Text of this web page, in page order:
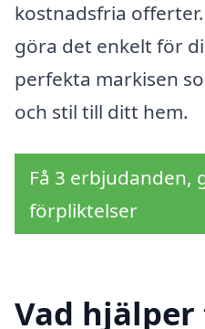
kostnadsfria
göra det enkelt för
perfekta markisen
och stil till ditt hem.
Få 3 erbjudanden,
förpliktelser
Vad